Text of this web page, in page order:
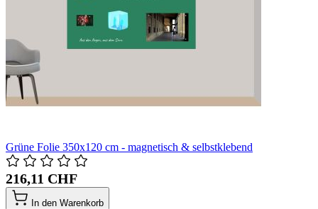
Grüne Folie 350x120 cm - magnetisch & selbstklebend
216,11 CHF
In den Warenkorb